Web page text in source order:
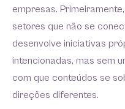
empresas.
setores que não se
desenvolve iniciativas
intencionadas, mas sem
com que conteúdos se
direções diferentes.